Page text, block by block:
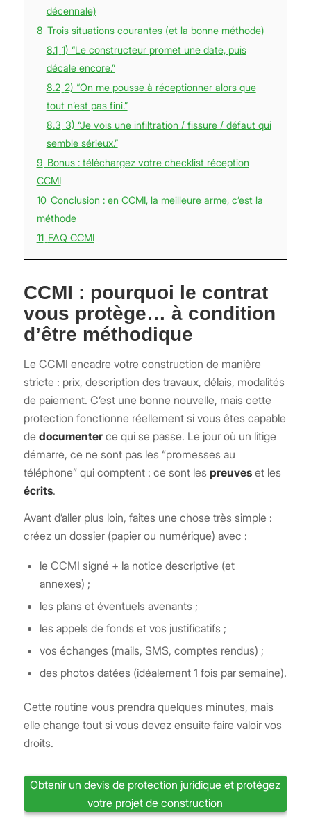
décennale)
8 Trois situations courantes (et la bonne méthode)
8.1 1) “Le constructeur promet une date, puis
décale encore.”
8.2 2) “On me pousse à réceptionner alors que
tout n’est pas fini.”
8.3 3) “Je vois une infiltration / fissure / défaut qui
semble sérieux.”
9 Bonus : téléchargez votre checklist réception
CCMI
10 Conclusion : en CCMI, la meilleure arme, c’est la
méthode
11 FAQ CCMI
CCMI : pourquoi le contrat
vous protège… à condition
d’être méthodique
Le CCMI encadre votre construction de manière
stricte : prix, description des travaux, délais, modalités
de paiement. C’est une bonne nouvelle, mais cette
protection fonctionne réellement si vous êtes capable
de documenterce qui se passe. Le jour où un litige
démarre, ce ne sont pas les “promesses au
téléphone” qui comptent : ce sont les preuveset les
écrits.
Avant d’aller plus loin, faites une chose très simple :
créez un dossier (papier ou numérique) avec :
le CCMI signé + la notice descriptive (et
annexes) ;
les plans et éventuels avenants ;
les appels de fonds et vos justificatifs ;
vos échanges (mails, SMS, comptes rendus) ;
des photos datées (idéalement 1 fois par semaine).
Cette routine vous prendra quelques minutes, mais
elle change tout si vous devez ensuite faire valoir vos
droits.
Obtenir un devis de protection juridique et protégez
votre projet de construction